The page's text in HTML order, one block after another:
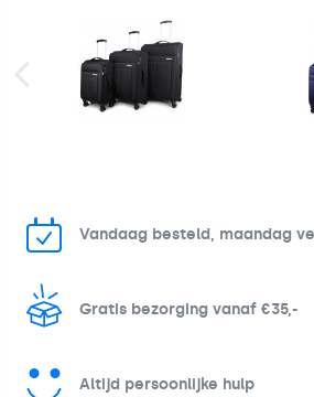
Vandaag besteld, maandag
Gratis bezorging vanaf €35,-
Altijd persoonlijke hulp